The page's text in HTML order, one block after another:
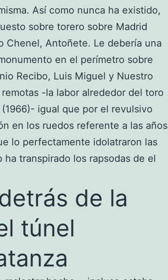
Así­ como nunca ha existido,
sobre torero sobre Madrid
Chenel, Antoñete. Le debería una
en el perímetro sobre
Recibo, Luis Miguel y Nuestro
-la labor alrededor del toro
igual que por el revulsivo
en los ruedos referente a las años
lo perfectamente idolatraron las
transpirado los rapsodas de el
de la
túnel